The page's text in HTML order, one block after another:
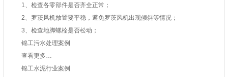
1、检查各零部件是否齐全正常；
2、罗茨风机放置要平稳，避免罗茨风机出现倾斜等情况；
3、检查地脚螺栓是否松动；
锦工污水处理案例
查看更多…
锦工水泥行业案例